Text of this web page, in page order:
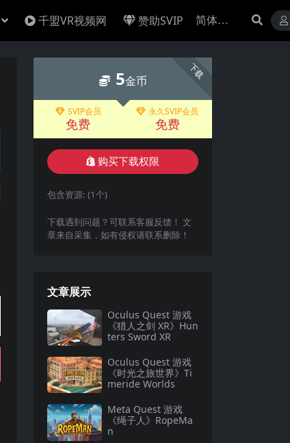
千盟VR视频网 赞助SVIP
下载
5金币
SVIP会员
免费
永久SVIP会员
免费
购买下载权限
包含资源: (1个)
下载遇到问题？可联系客服反馈！ 文
章来自采集，如有侵权请联系删除！
文章展示
Oculus Quest 游戏
《猎人之剑 XR》Hun
ters Sword XR
Oculus Quest 游戏
《时光之旅世界》Ti
meride Worlds
Meta Quest 游戏
《绳子人》RopeMa
n